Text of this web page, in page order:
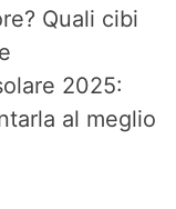
Quali cibi
2025:
al meglio